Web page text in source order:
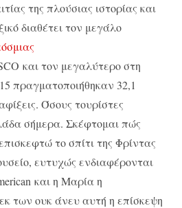
της πλούσιας ιστορίας και
διαθέτει τον μεγάλο
και τον μεγαλύτερο στη
πραγματοποιήθηκαν 32,1
Όσους τουρίστες
σήμερα. Σκέφτομαι πώς
το σπίτι της Φρίντας
ευτυχώς ενδιαφέρονται
και η Μαρία η
των ουκ άνευ αυτή η επίσκεψη